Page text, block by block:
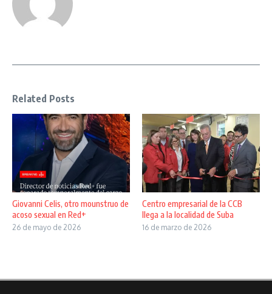
Related Posts
Giovanni Celis, otro mounstruo de
acoso sexual en Red+
26 de mayo de 2026
Centro empresarial de la CCB
llega a la localidad de Suba
16 de marzo de 2026